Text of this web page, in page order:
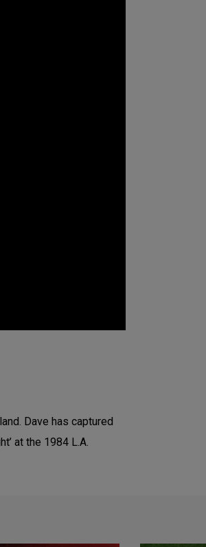
Dave has captured
at the 1984 L.A.